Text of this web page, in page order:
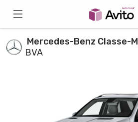
Mercedes-Benz Classe-M
BVA